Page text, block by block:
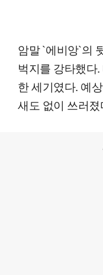
암말 `에비앙`의
벅지를 강타했다
한 세기였다. 예
새도 없이 쓰러졌